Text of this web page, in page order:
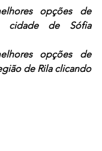
opções de
cidade de Sófia
opções de
hospedagem na região de Rila clicando